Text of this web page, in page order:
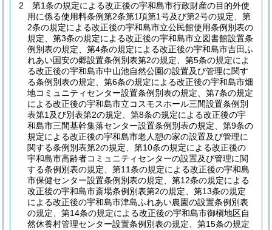
2
第1条の規定による改正後の宇和島市行政財産の目的外使
用に係る使用料条例第2条第1項第1号及び第2号の規定、第
2条の規定による改正後の宇和島市立公民館使用条例別表の
規定、第3条の規定による改正後の宇和島市立図書館設置条
例別表の規定、第4条の規定による改正後の宇和島市吉田ふ
れあい国安の郷設置条例別表第2の規定、第5条の規定によ
る改正後の宇和島市中山池自然公園の設置及び管理に関す
る条例別表の規定、第6条の規定による改正後の宇和島市畑
地コミュニティセンター設置条例別表の規定、第7条の規定
による改正後の宇和島市立コスモスホール三間設置条例別
表第1及び別表第2の規定、第8条の規定による改正後の宇
和島市三間基幹集落センター設置条例別表の規定、第9条の
規定による改正後の宇和島市老人憩の家の設置及び管理に
関する条例別表第2の規定、第10条の規定による改正後の
宇和島市高齢者コミュニティセンターの設置及び管理に関
する条例別表の規定、第11条の規定による改正後の宇和島
市保健センター設置条例別表の規定、第12条の規定による
改正後の宇和島市斎場条例別表第2の規定、第13条の規定
による改正後の宇和島市津島ふれあい農園の設置条例別表
の規定、第14条の規定による改正後の宇和島市御槇地区自
然休養村管理センター設置条例別表の規定、第15条の規定